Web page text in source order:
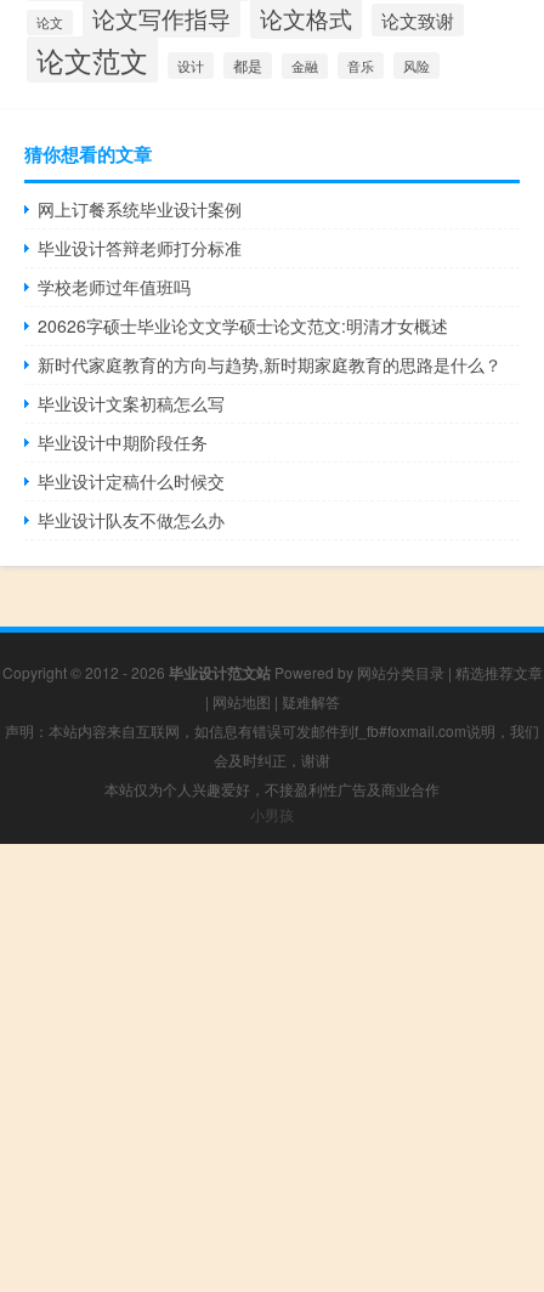
论文 论文写作指导 论文格式 论文致谢
论文范文 设计 都是 金融 音乐 风险
猜你想看的文章
网上订餐系统毕业设计案例
毕业设计答辩老师打分标准
学校老师过年值班吗
20626字硕士毕业论文文学硕士论文范文:明清才女概述
新时代家庭教育的方向与趋势,新时期家庭教育的思路是什么？
毕业设计文案初稿怎么写
毕业设计中期阶段任务
毕业设计定稿什么时候交
毕业设计队友不做怎么办
Copyright © 2012 - 2026 毕业设计范文站Powered by 网站分类目录 | 精选推荐文章
| 网站地图 | 疑难解答
声明：本站内容来自互联网，如信息有错误可发邮件到f_fb#foxmail.com说明，我们
会及时纠正，谢谢
本站仅为个人兴趣爱好，不接盈利性广告及商业合作
小男孩